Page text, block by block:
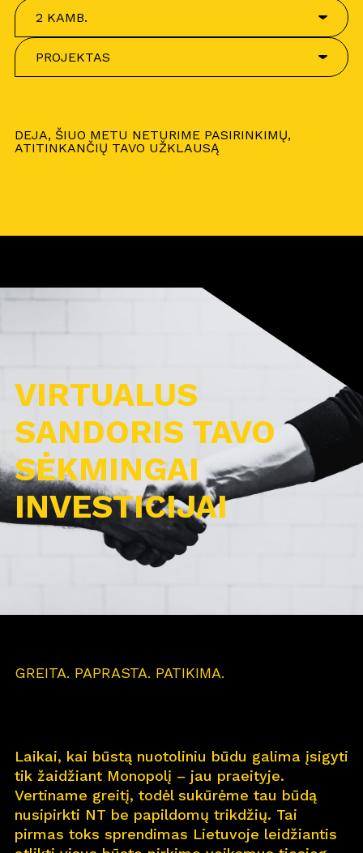
2 KAMB.
PROJEKTAS
DEJA, ŠIUO METU NETURIME PASIRINKIMŲ,
ATITINKANČIŲ TAVO UŽKLAUSĄ
VIRTUALUS
SANDORIS TAVO
SĖKMINGAI
INVESTICIJAI
GREITA. PAPRASTA. PATIKIMA.
Laikai, kai būstą nuotoliniu būdu galima įsigyti
tik žaidžiant Monopolį – jau praeityje.
Vertiname greitį, todėl sukūrėme tau būdą
nusipirkti NT be papildomų trikdžių. Tai
pirmas toks sprendimas Lietuvoje leidžiantis